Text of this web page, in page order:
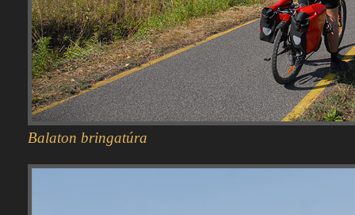
Balaton bringatúra